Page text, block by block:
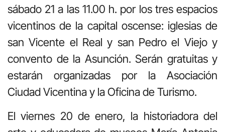
sábado 21 a las 11.00 h. por los tres espacios
vicentinos de la capital oscense: iglesias de
san Vicente el Real y san Pedro el Viejo y
convento de la Asunción. Serán gratuitas y
estarán organizadas por la Asociación
Ciudad Vicenti­na y la Oficina de Turismo.
El viernes 20 de enero, la historiadora del